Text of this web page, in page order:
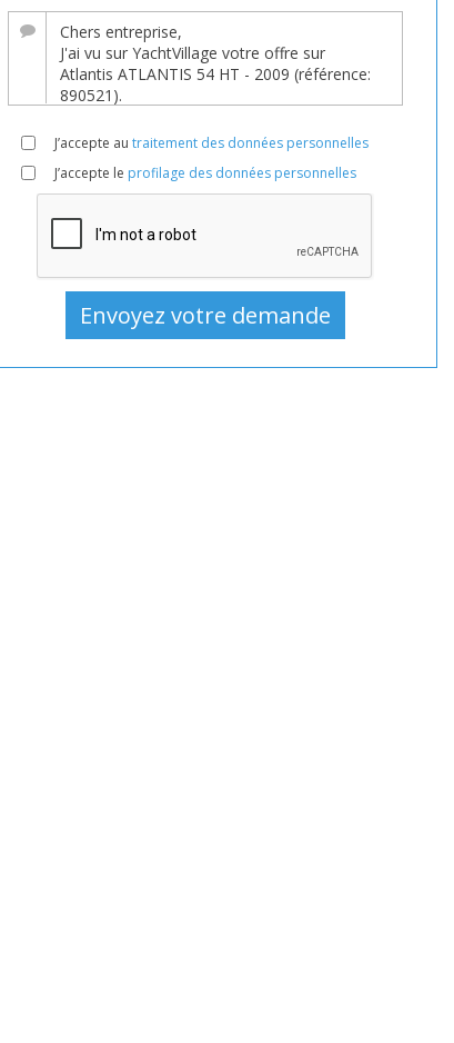
de
YachtVillage.net.
Bateau,
Bateaux,
Bateau
En
vente,
Bateaux
Bateau
à
J’accepte au traitement des données personnelles
J’accepte le profilage des données personnelles